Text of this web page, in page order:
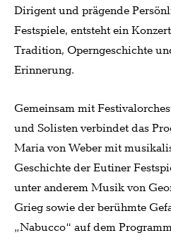
Dirigent und prägende
Festspiele, entsteht ein
Tradition, Operngeschichte
Erinnerung.
Gemeinsam mit
und Solisten verbindet das
Maria von Weber mit
Geschichte der Eutiner
unter anderem Musik von
Grieg sowie der berühmte
„Nabucco“ auf dem